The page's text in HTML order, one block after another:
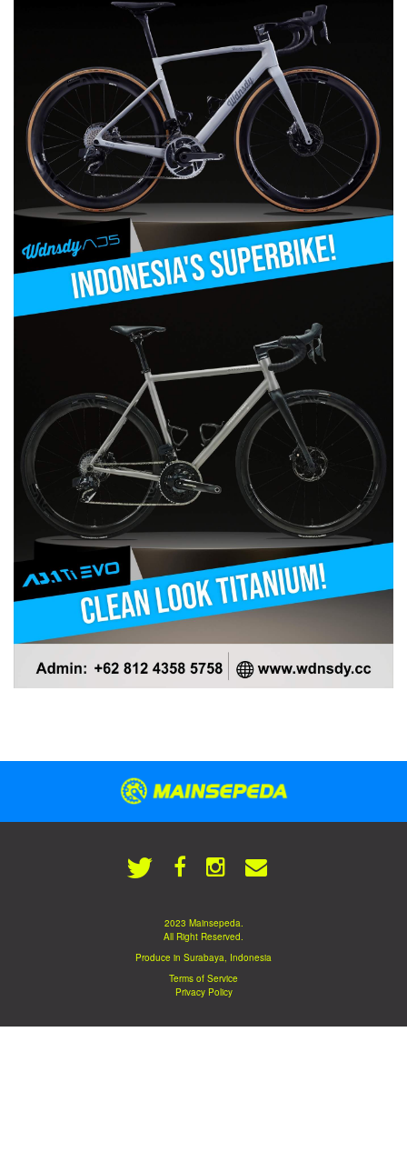
2023 Mainsepeda.
All Right Reserved.
Produce in Surabaya, Indonesia
Terms of Service
Privacy Policy